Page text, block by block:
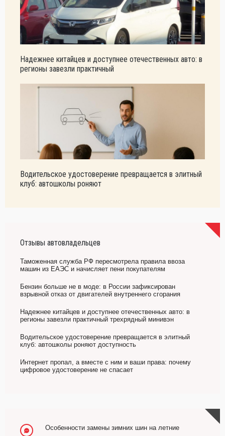
Надежнее китайцев и доступнее отечественных авто: в
регионы завезли практичный
Водительское удостоверение превращается в элитный
клуб: автошколы роняют
Отзывы автовладельцев
Таможенная служба РФ пересмотрела правила ввоза
машин из ЕАЭС и начисляет пени покупателям
Бензин больше не в моде: в России зафиксирован
взрывной отказ от двигателей внутреннего сгорания
Надежнее китайцев и доступнее отечественных авто: в
регионы завезли практичный трехрядный минивэн
Водительское удостоверение превращается в элитный
клуб: автошколы роняют доступность
Интернет пропал, а вместе с ним и ваши права: почему
цифровое удостоверение не спасает
Особенности замены зимних шин на летние